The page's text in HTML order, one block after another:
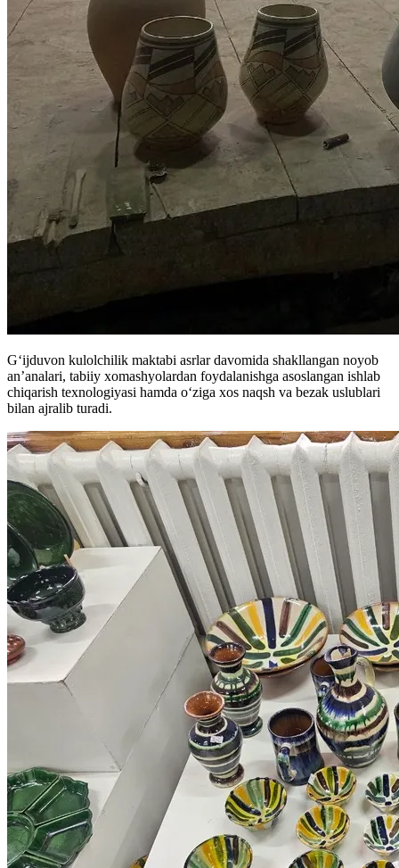
G‘ijduvon kulolchilik maktabi asrlar davomida shakllangan noyob
an’analari, tabiiy xomashyolardan foydalanishga asoslangan ishlab
chiqarish texnologiyasi hamda o‘ziga xos naqsh va bezak uslublari
bilan ajralib turadi.